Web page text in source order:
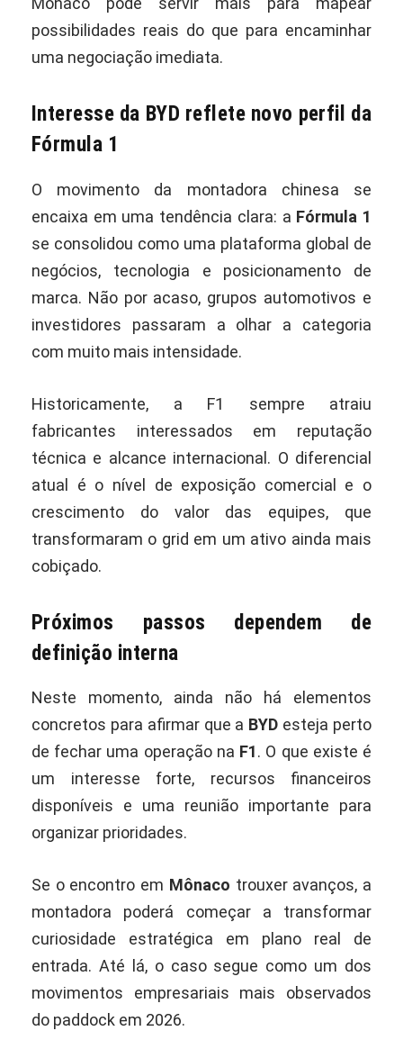
possibilidades reais do que para encaminhar
uma negociação imediata.
Interesse da BYD reflete novo perfil da
Fórmula 1
O movimento da montadora chinesa se
encaixa em uma tendência clara: a Fórmula 1
se consolidou como uma plataforma global de
negócios, tecnologia e posicionamento de
marca. Não por acaso, grupos automotivos e
investidores passaram a olhar a categoria
com muito mais intensidade.
Historicamente, a F1 sempre atraiu
fabricantes interessados em reputação
técnica e alcance internacional. O diferencial
atual é o nível de exposição comercial e o
crescimento do valor das equipes, que
transformaram o grid em um ativo ainda mais
cobiçado.
Próximos passos dependem de
definição interna
Neste momento, ainda não há elementos
concretos para afirmar que a BYD esteja perto
de fechar uma operação na F1. O que existe é
um interesse forte, recursos financeiros
disponíveis e uma reunião importante para
organizar prioridades.
Se o encontro em Mônaco trouxer avanços, a
montadora poderá começar a transformar
curiosidade estratégica em plano real de
entrada. Até lá, o caso segue como um dos
movimentos empresariais mais observados
do paddock em 2026.